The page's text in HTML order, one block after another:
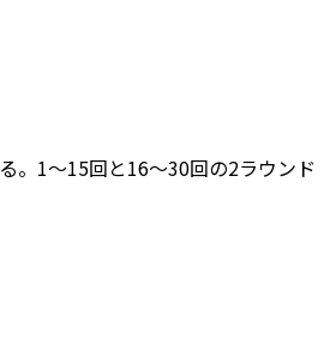
。1～15回と16～30回の2ラウンド